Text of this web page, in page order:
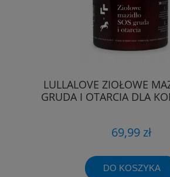
LULLALOVE ZIOŁOWE
GRUDA I OTARCIA DLA
69,99 zł
DO KOSZYKA